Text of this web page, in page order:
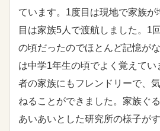
ています。1度目は現地で家族
目は家族5人で渡航しました。1
の頃だったのでほとんど記憶が
は中学1年生の頃でよく覚えてい
者の家族にもフレンドリーで、
ねることができました。家族ぐ
あいあいとした研究所の様子が